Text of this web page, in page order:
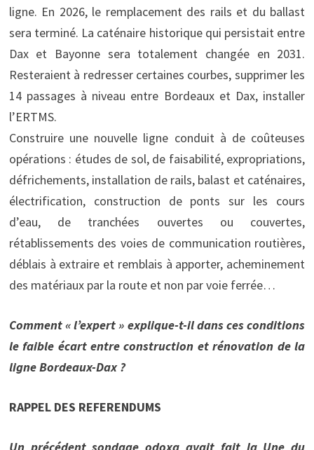
ligne. En 2026, le remplacement des rails et du ballast
sera terminé. La caténaire historique qui persistait entre
Dax et Bayonne sera totalement changée en 2031.
Resteraient à redresser certaines courbes, supprimer les
14 passages à niveau entre Bordeaux et Dax, installer
l’ERTMS.
Construire une nouvelle ligne conduit à de coûteuses
opérations : études de sol, de faisabilité, expropriations,
défrichements, installation de rails, balast et caténaires,
électrification, construction de ponts sur les cours
d’eau, de tranchées ouvertes ou couvertes,
rétablissements des voies de communication routières,
déblais à extraire et remblais à apporter, acheminement
des matériaux par la route et non par voie ferrée…
Comment « l’expert » explique-t-il dans ces conditions
le faible écart entre construction et rénovation de la
ligne Bordeaux-Dax ?
RAPPEL DES REFERENDUMS